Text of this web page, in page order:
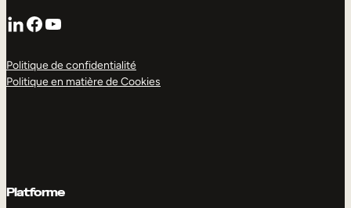
LinkedIn
Facebook
YouTube
Politique de confidentialité
Politique en matière de Cookies
Platforme